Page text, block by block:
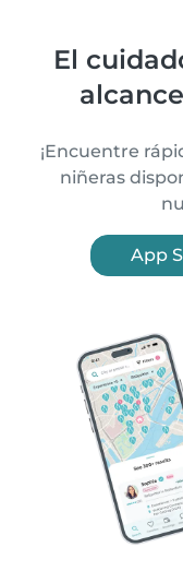
El
¡Encuentre
niñeras
App